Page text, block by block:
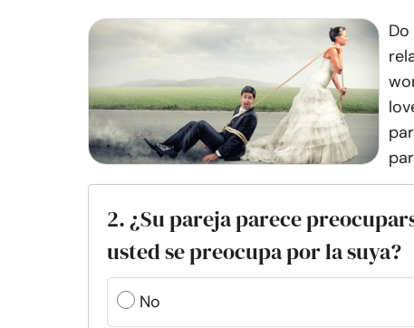
2. ¿Su pareja parece
usted se preocupa por la suya?
No